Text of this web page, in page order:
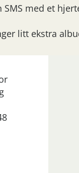
med et
litt ekstra